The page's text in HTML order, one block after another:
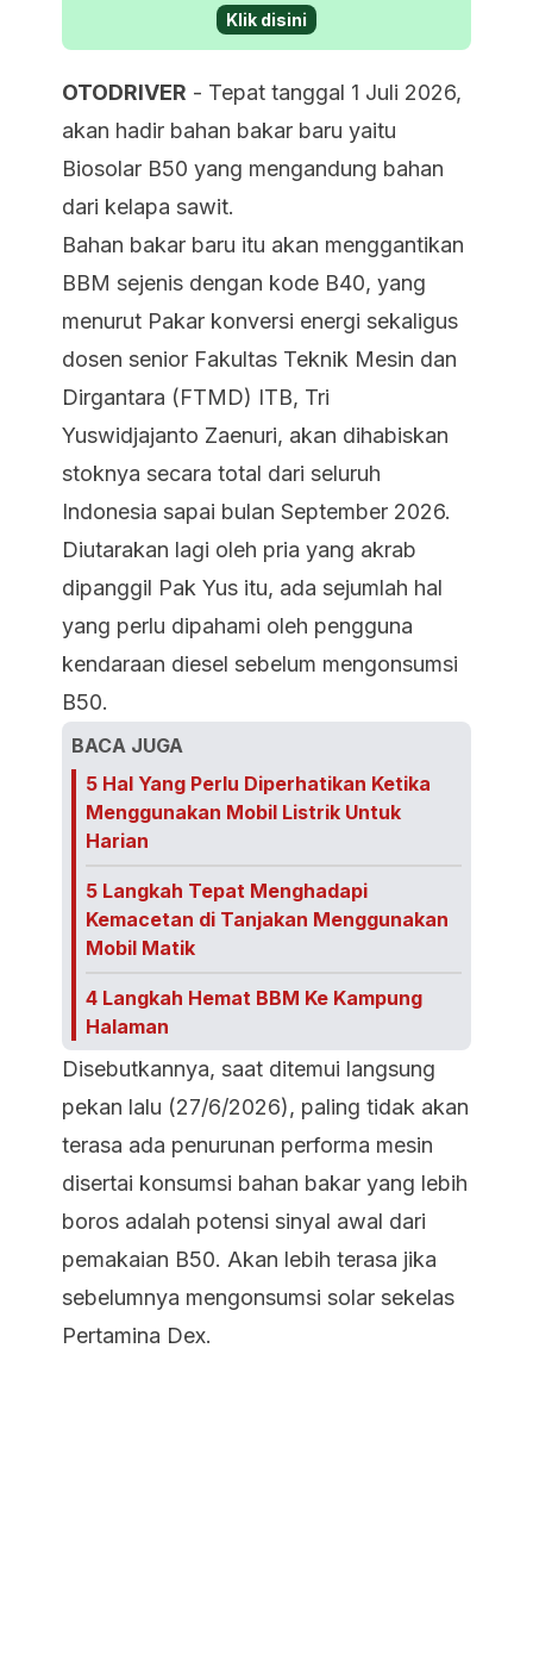
Klik disini
OTODRIVER - Tepat tanggal 1 Juli 2026,
akan hadir bahan bakar baru yaitu
Biosolar B50 yang mengandung bahan
dari kelapa sawit.
Bahan bakar baru itu akan menggantikan
BBM sejenis dengan kode B40, yang
menurut Pakar konversi energi sekaligus
dosen senior Fakultas Teknik Mesin dan
Dirgantara (FTMD) ITB, Tri
Yuswidjajanto Zaenuri, akan dihabiskan
stoknya secara total dari seluruh
Indonesia sapai bulan September 2026.
Diutarakan lagi oleh pria yang akrab
dipanggil Pak Yus itu, ada sejumlah hal
yang perlu dipahami oleh pengguna
kendaraan diesel sebelum mengonsumsi
B50.
BACA JUGA
5 Hal Yang Perlu Diperhatikan Ketika
Menggunakan Mobil Listrik Untuk
Harian
5 Langkah Tepat Menghadapi
Kemacetan di Tanjakan Menggunakan
Mobil Matik
4 Langkah Hemat BBM Ke Kampung
Halaman
Disebutkannya, saat ditemui langsung
pekan lalu (27/6/2026), paling tidak akan
terasa ada penurunan performa mesin
disertai konsumsi bahan bakar yang lebih
boros adalah potensi sinyal awal dari
pemakaian B50. Akan lebih terasa jika
sebelumnya mengonsumsi solar sekelas
Pertamina Dex.